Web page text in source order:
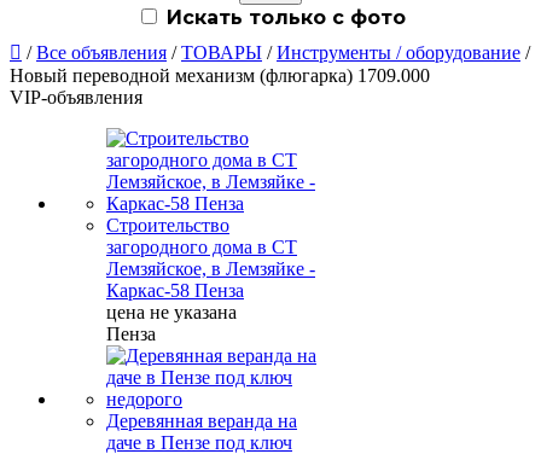
Искать только с фото
 /Все объявления /ТОВАРЫ /Инструменты / оборудование /
Новый переводной механизм (флюгарка) 1709.000
VIP-объявления
Строительство
загородного дома в СТ
Лемзяйское, в Лемзяйке -
Каркас-58 Пенза
цена не указана
Пенза
Деревянная веранда на
даче в Пензе под ключ